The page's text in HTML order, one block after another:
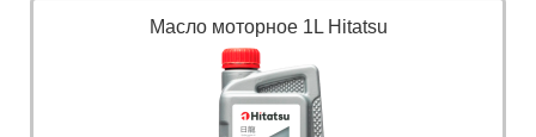
Масло моторное 1L Hitatsu